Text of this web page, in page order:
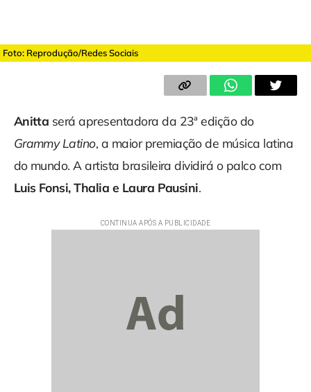
Foto: Reprodução/Redes Sociais
Anitta será apresentadora da 23ª edição do
Grammy Latino, a maior premiação de música latina
do mundo. A artista brasileira dividirá o palco com
Luis Fonsi, Thalia e Laura Pausini.